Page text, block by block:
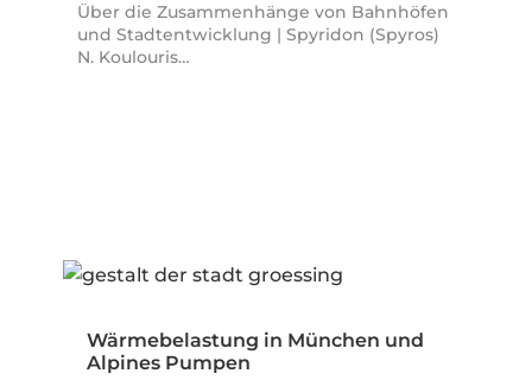
Über die Zusammenhänge von Bahnhöfen
und Stadtentwicklung | Spyridon (Spyros)
N. Koulouris…
Wärmebelastung in München und
Alpines Pumpen